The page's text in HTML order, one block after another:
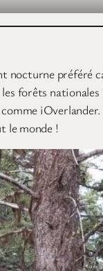
préféré
forêts
le monde !